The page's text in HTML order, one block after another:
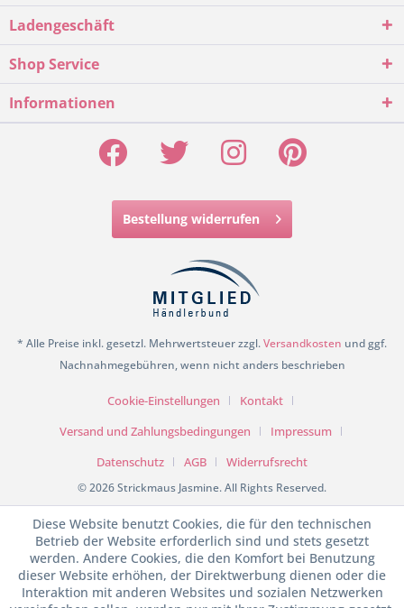
Ladengeschäft
Shop Service
Informationen
Bestellung widerrufen
* Alle Preise inkl. gesetzl. Mehrwertsteuer zzgl.Versandkosten und ggf.
Nachnahmegebühren, wenn nicht anders beschrieben
Cookie-Einstellungen
Kontakt
Versand und Zahlungsbedingungen
Impressum
Datenschutz
AGB Widerrufsrecht
© 2026 Strickmaus Jasmine. All Rights Reserved.
Diese Website benutzt Cookies, die für den technischen
Betrieb der Website erforderlich sind und stets gesetzt
werden. Andere Cookies, die den Komfort bei Benutzung
dieser Website erhöhen, der Direktwerbung dienen oder die
Interaktion mit anderen Websites und sozialen Netzwerken